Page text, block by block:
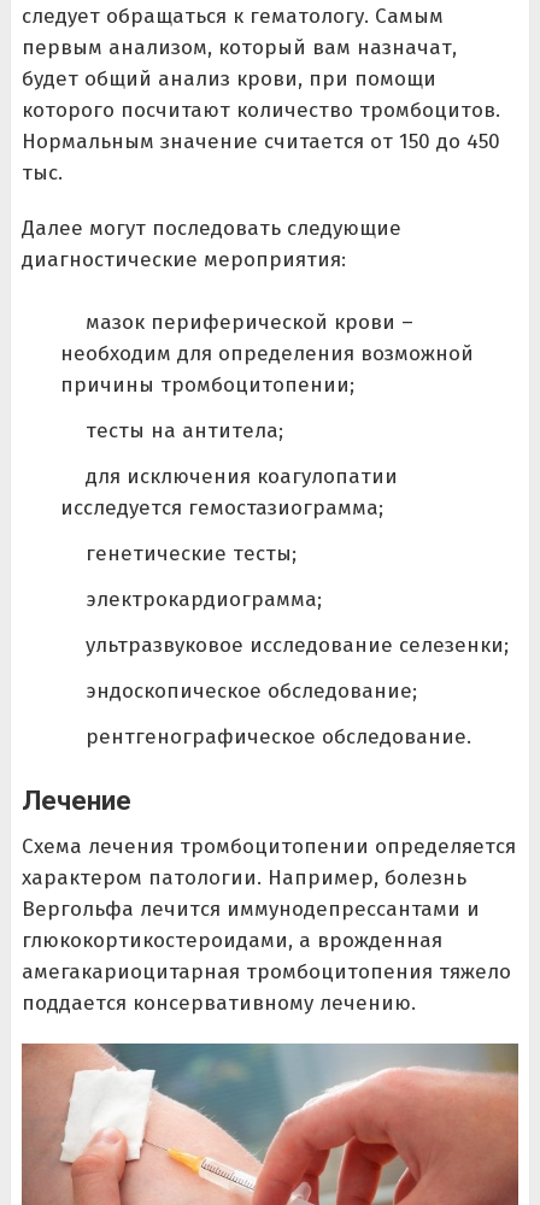
следует обращаться к гематологу. Самым
первым анализом, который вам назначат,
будет общий анализ крови, при помощи
которого посчитают количество тромбоцитов.
Нормальным значение считается от 150 до 450
тыс.
Далее могут последовать следующие
диагностические мероприятия:
мазок периферической крови –
необходим для определения возможной
причины тромбоцитопении;
тесты на антитела;
для исключения коагулопатии
исследуется гемостазиограмма;
генетические тесты;
электрокардиограмма;
ультразвуковое исследование селезенки;
эндоскопическое обследование;
рентгенографическое обследование.
Лечение
Схема лечения тромбоцитопении определяется
характером патологии. Например, болезнь
Вергольфа лечится иммунодепрессантами и
глюкокортикостероидами, а врожденная
амегакариоцитарная тромбоцитопения тяжело
поддается консервативному лечению.